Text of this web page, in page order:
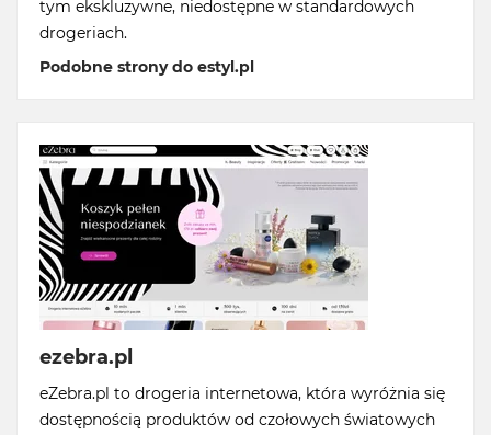
tym ekskluzywne, niedostępne w standardowych
drogeriach.
Podobne strony do estyl.pl
ezebra.pl
eZebra.pl to drogeria internetowa, która wyróżnia się
dostępnością produktów od czołowych światowych